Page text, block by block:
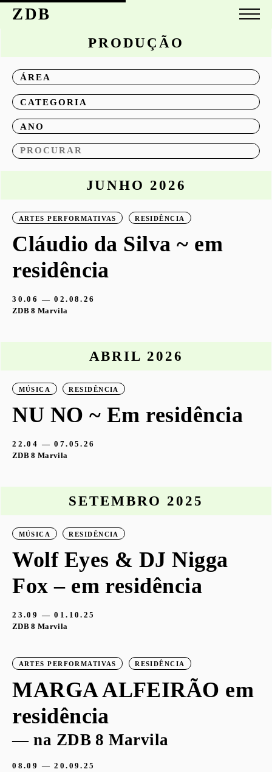
ZDB
PRODUÇÃO
ÁREA
CATEGORIA
ANO
JUNHO 2026
ARTES PERFORMATIVAS RESIDÊNCIA
Cláudio da Silva ~ em
residência
30.06 — 02.08.26
ZDB 8 Marvila
ABRIL 2026
MÚSICA RESIDÊNCIA
NU NO ~ Em residência
22.04 — 07.05.26
ZDB 8 Marvila
SETEMBRO 2025
MÚSICA RESIDÊNCIA
Wolf Eyes & DJ Nigga
Fox – em residência
23.09 — 01.10.25
ZDB 8 Marvila
ARTES PERFORMATIVAS RESIDÊNCIA
MARGA ALFEIRÃO em
residência
— na ZDB 8 Marvila
08.09 — 20.09.25